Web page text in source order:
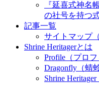
『延喜式神名
の社号を持つ
記事一覧
サイトマップ（
Shrine Heritagerとは
Profile（プロフ
Dragonfly（蜻
Shrine